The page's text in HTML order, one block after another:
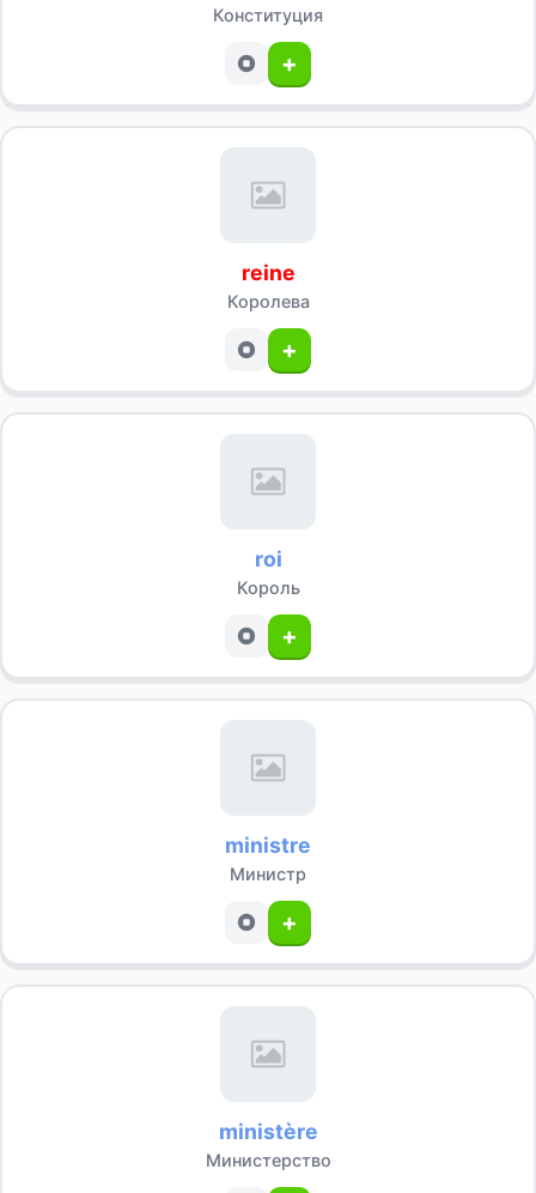
Конституция
+
reine
Королева
+
roi
Король
+
ministre
Министр
+
ministère
Министерство